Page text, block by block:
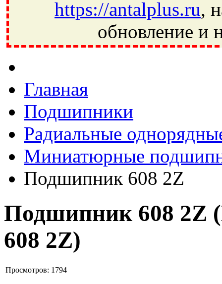
https://antalplus.ru,
обновление и
Ивантеевка, подшипники, пневматика, метизы, техника,
Главная
Подшипники
Радиальные
Миниатюрные
Подшипник 608 2Z
Подшипник 608 2Z
608 2Z)
Просмотров: 1794